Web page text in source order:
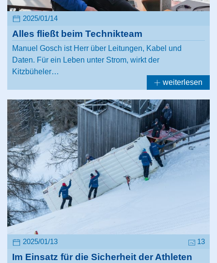
2025/01/14
Alles fließt beim Technikteam
Manuel Gosch ist Herr über Leitungen, Kabel und
Daten. Für ein Leben unter Strom, wirkt der
Kitzbüheler…
weiterlesen
2025/01/13 13
Im Einsatz für die Sicherheit der Athleten